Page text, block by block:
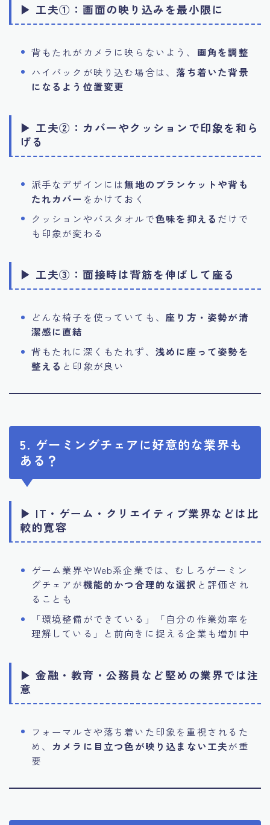
▶ 工夫①：画面の映り込みを最小限に
背もたれがカメラに映らないよう、 画角を調整
ハイバックが映り込む場合は、 落ち着いた背景
になるよう位置変更
▶ 工夫②：カバーやクッションで印象を和ら
げる
派手なデザインには無地のブランケットや背も
たれカバー をかけておく
クッションやバスタオルで色味を抑える だけで
も印象が変わる
▶ 工夫③：面接時は背筋を伸ばして座る
どんな椅子を使っていても、座り方・姿勢が清
潔感に直結
背もたれに深くもたれず、 浅めに座って姿勢を
整える と印象が良い
5. ゲーミングチェアに好意的な業界も
ある？
▶ IT・ゲーム・クリエイティブ業界などは比
較的寛容
ゲーム業界やWeb系企業では、むしろゲーミン
グチェアが機能的かつ合理的な選択 と評価され
ることも
「環境整備ができている」「自分の作業効率を
理解している」と前向きに捉える企業も増加中
▶ 金融・教育・公務員など堅めの業界では注
意
フォーマルさや落ち着いた印象を重視されるた
め、 カメラに目立つ色が映り込まない工夫が重
要